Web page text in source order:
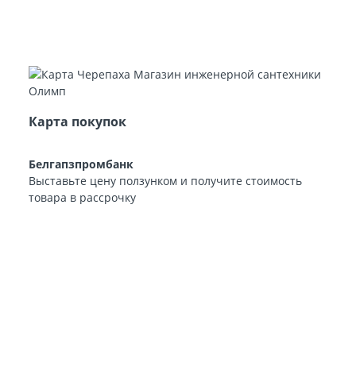
Карта покупок
Белгапзпромбанк
Выставьте цену ползунком и получите стоимость
товара в рассрочку